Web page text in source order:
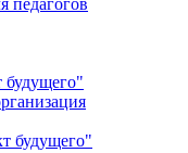
педагогов
будущего"
будущего"